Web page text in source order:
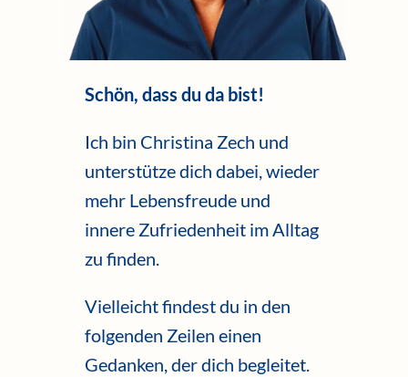
Schön, dass du da bist!
Ich bin Christina Zech und
unterstütze dich dabei, wieder
mehr Lebensfreude und
innere Zufriedenheit im Alltag
zu finden.
Vielleicht findest du in den
folgenden Zeilen einen
Gedanken, der dich begleitet.